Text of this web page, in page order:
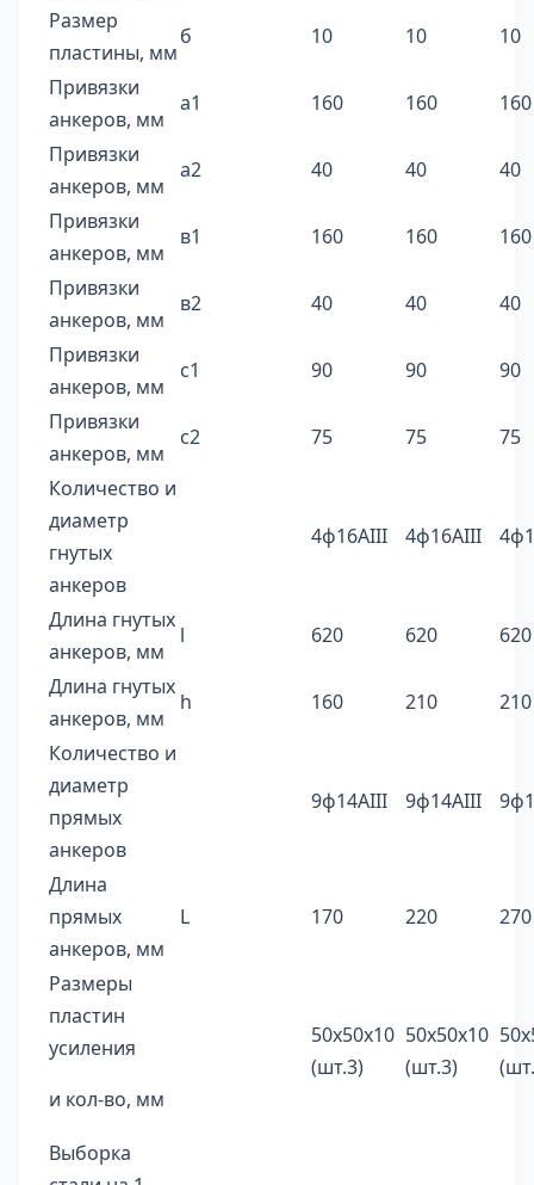
Размер
пластины, мм
б 10 10
10
Привязки
анкеров, мм
а1 160 160
160
Привязки
анкеров, мм
а2 40 40
40
Привязки
анкеров, мм
в1 160 160
160
Привязки
анкеров, мм
в2 40 40
40
Привязки
анкеров, мм
с1 90 90
90
Привязки
анкеров, мм
с2 75 75
75
Количество и
диаметр
гнутых
анкеров
4ф16AIII 4ф16AIII
Длина гнутых
анкеров, мм
l 620 620
620
Длина гнутых
анкеров, мм
h 160 210
210
Количество и
диаметр
прямых
анкеров
9ф14AIII 9ф14AIII
Длина
прямых
анкеров, мм
L 170 220 270
Размеры
пластин
усиления
и кол-во, мм
50х50х10
(шт.3)
50х50х10
(шт.3)
Выборка